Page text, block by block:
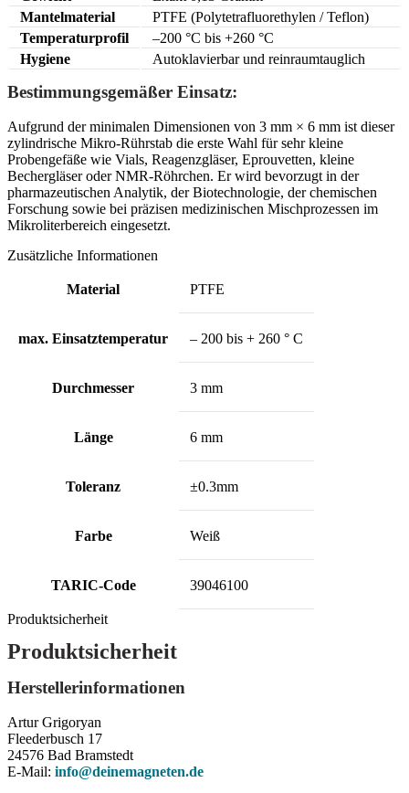
Mantelmaterial
PTFE (Polytetrafluorethylen / Teflon)
Temperaturprofil
–200 °C bis +260 °C
Hygiene
Autoklavierbar und reinraumtauglich
Bestimmungsgemäßer Einsatz:
Aufgrund der minimalen Dimensionen von 3 mm × 6 mm ist dieser
zylindrische Mikro-Rührstab die erste Wahl für sehr kleine
Probengefäße wie Vials, Reagenzgläser, Eprouvetten, kleine
Bechergläser oder NMR-Röhrchen. Er wird bevorzugt in der
pharmazeutischen Analytik, der Biotechnologie, der chemischen
Forschung sowie bei präzisen medizinischen Mischprozessen im
Mikroliterbereich eingesetzt.
Zusätzliche Informationen
Material PTFE
max. Einsatztemperatur – 200 bis + 260 ° C
Durchmesser 3 mm
Länge 6 mm
Toleranz ±0.3mm
Farbe Weiß
TARIC-Code 39046100
Produktsicherheit
Produktsicherheit
Herstellerinformationen
Artur Grigoryan
Fleederbusch 17
24576 Bad Bramstedt
E-Mail: info@deinemagneten.de